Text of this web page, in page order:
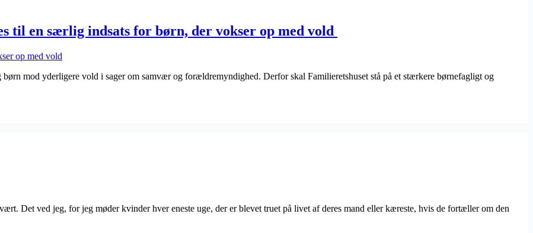
til en særlig indsats for børn, der vokser op med vold
mod yderligere vold i sager om samvær og forældremyndighed. Derfor skal Familieretshuset stå på et stærkere børnefagligt og
Det ved jeg, for jeg møder kvinder hver eneste uge, der er blevet truet på livet af deres mand eller kæreste, hvis de fortæller om den